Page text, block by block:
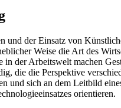
und der Einsatz von
Weise die Art des
in der Arbeitswelt machen
die die Perspektive
und sich an dem Leitbild
orientieren.